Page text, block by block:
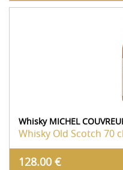
Whisky MICHEL
Whisky Old Scotch 70
128.00 €